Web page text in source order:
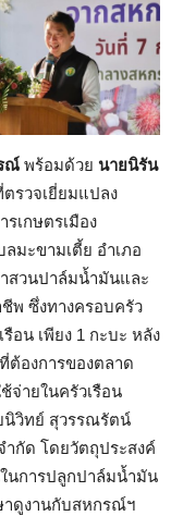
ณ์ พร้อมด้วย นายนิรัน
รวจเยี่ยมแปลง
เกษตรเมือง
มะขามเตี้ย อำเภอ
สวนปาล์มน้ำมันและ
พ ซึ่งทางครอบครัว
อน เพียง 1 กะบะ หลัง
ต้องการของตลาด
จ่ายในครัวเรือน
นิวิทย์ สุวรรณรัตน์
กัด โดยวัตถุประสงค์
นการปลูกปาล์มน้ำมัน
าดูงานกับสหกรณ์ฯ